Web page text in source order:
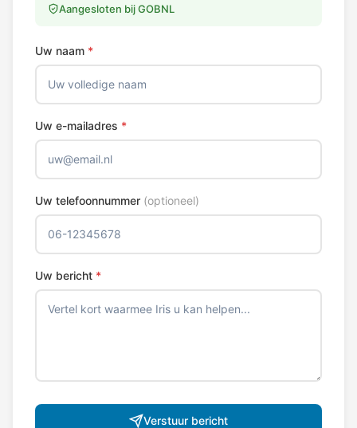
Aangesloten bij GOBNL
Uw naam *
Uw e-mailadres *
Uw telefoonnummer (optioneel)
Uw bericht *
Verstuur bericht